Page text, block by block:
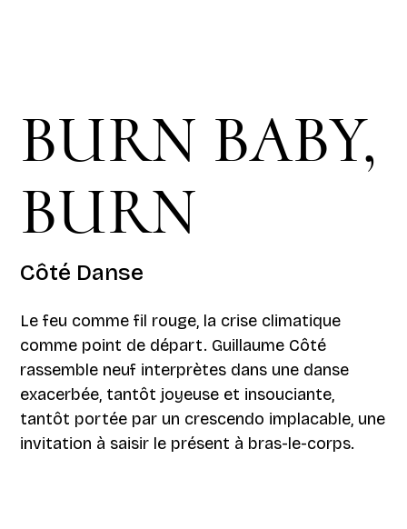
BURN BABY,
BURN
Côté Danse
Le feu comme fil rouge, la crise climatique
comme point de départ. Guillaume Côté
rassemble neuf interprètes dans une danse
exacerbée, tantôt joyeuse et insouciante,
tantôt portée par un crescendo implacable, une
invitation à saisir le présent à bras-le-corps.